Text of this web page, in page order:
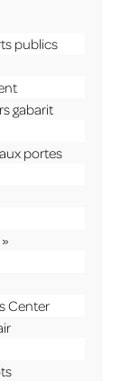
publics
gabarit
portes
Center